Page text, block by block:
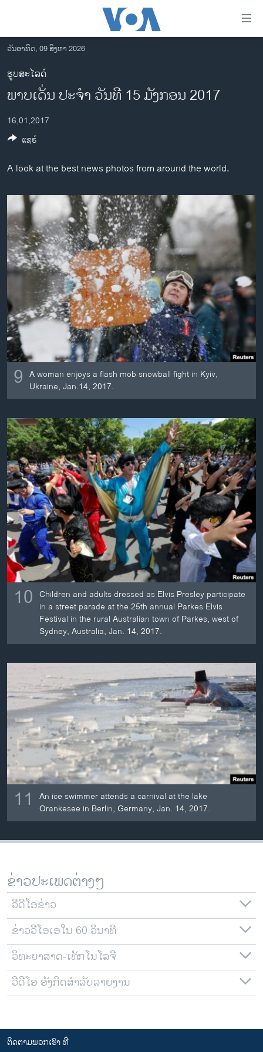
ເຂົ້າ
ຫາ
ຂ້າມ
ຂ້າມ
ໄປ
ຫາ
ຄົ້ນ
ລາວ
ອາເມຣິກາ
ການເລືອກຕັ້ງ ປະທານາທີບໍດີ ສະຫະລັດ 2024
ຂ່າວ​ຈີນ
ໂລກ
ອິດສະຫຼະພາບດ້ານການຂ່າວ
ຊີວິດຊາວລາວ
ຊຸມຊົນຊາວລາວ
ວິທະຍາສາດ-ເທັກໂນໂລຈີ
ທຸລະກິດ
ພາສາອັງກິດ
ວີດີໂອ
ສຽງ
ລາຍການກະຈາຍສຽງ
ລາຍງານ
ຕິດຕາມພວກເຮົາ ທີ່
ພາສາຕ່າງໆ
ວັນອາທິດ, 09 ສິງຫາ 2026
ຮູບສະໄລດ໌
ພາບເດັ່ນ ປະຈຳ ວັນທີ 15 ມັງກອນ 2017
16,01,2017
A look at the best news photos from around the world.
9 A woman enjoys a flash mob snowball fight in Kyiv,
Ukraine, Jan.14, 2017.
10 Children and adults dressed as Elvis Presley participate
in a street parade at the 25th annual Parkes Elvis
Festival in the rural Australian town of Parkes, west of
Sydney, Australia, Jan. 14, 2017.
11
An ice swimmer attends a carnival at the lake
Orankesee in Berlin, Germany, Jan. 14, 2017.
ແຊຣ໌
ຂ່າວປະເພດຕ່າງໆ
ວີດີໂອຂ່າວ
ຂ່າວວີໂອເອໃນ 60 ວິນາທີ
ວິທະຍາສາດ-ເທັກໂນໂລຈີ
ວີດີໂອ ອັງກິດສຳລັບລາຍງານ
ຕິດຕາມພວກເຮົາ ທີ່